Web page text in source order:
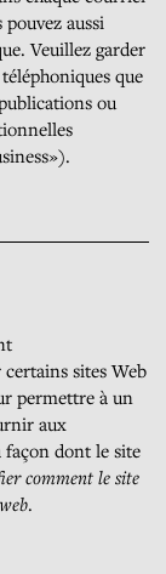
aussi
Veuillez garder
que
ou
sites Web
permettre à un
aux
façon dont le site
comment le site
.